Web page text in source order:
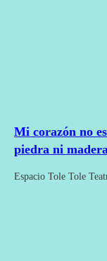
Mi corazón no
piedra ni
Espacio Tole Tole